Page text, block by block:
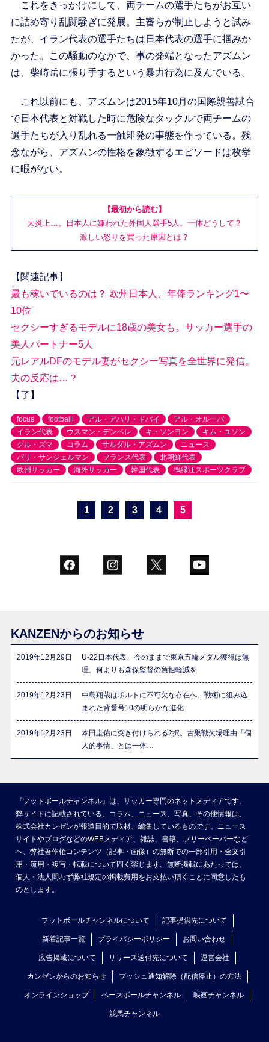
これをきっかけにして、両チームの選手たちがお互い
に詰め寄り乱闘騒ぎに発展。主審らが制止しようと試み
たが、イラン代表の選手たちは日本代表の選手に掴みか
かった。この騒動のなかで、事の発端となったアズムン
は、柴崎岳に張り手するという暴力行為に及んでいる。
これ以前にも、アズムンは2015年10月の国際親善試合
で日本代表と対戦した時に危険なタックルで両チームの
選手たちが入り乱れる一触即発の事態を作っている。残
念ながら、アズムンの性格を象徴するエピソードは枚挙
に暇がない。
【最初から読む】
大炎上…。日本人に嫌われた外国人選手5人。一体どうして？
激しい怒りを買った原因とは？
【関連記事】
最も稼いでいるのは？ 欧州日本人、年俸ランキング1〜
10位
セクシーすぎるモデルに18歳の美女も。サッカー選手の
美人パートナー5人
元レアルDFのモデル妻がセクシー写真を全世界に発信。
夫の反応は…？
【了】
focus footballl アル・アハリ・ドバイ
アル・オルーバ
イラン代表
ウスマン・デンベレ キ・ソンヨン
キム・ユソン
クル・ズマ
コラム サルダル・アズムン
ニュース
パリ・サンジェルマン
フランス代表
北朝鮮代表
欧州サッカー
海外サッカー 韓国代表 鴨緑江スポーツクラブ
1 2 3 4 5
KANZENからのお知らせ
2019年12月29日
U-22日本代表、今のままで東京五輪メダル獲得は無
理。何よりも森保監督の負担軽減を
2019年12月23日
中島翔哉はポルトに不可欠な存在へ。戦術に組み込
まれた背番号10の明らかな進化
2019年12月23日
本田圭佑に突き付けられる2択。古巣戦欠場理由「個
人的事情」とは一体…
『フットボールチャンネル』は、サッカー専門のネットメディアです。
弊サイトに記載されている、コラム、ニュース、写真、その他情報は、
株式会社カンゼンが報道目的で取材、編集しているものです。ニュース
サイトやブログなどのWEBメディア、雑誌、書籍、フリーペーパーなど
へ、弊社著作権コンテンツ（記事・画像）の無断での一部引用・全文引
用・流用・複写・転載について固く禁じます。無断掲載にあたっては、
個人・法人問わず弊社規定の掲載費用をお支払い頂くことに同意したも
のとします。
フットボールチャンネルについて 記事提供先について
新着記事一覧 プライバシーポリシー お問い合わせ
広告掲載について リリース送付先について 運営会社
カンゼンからのお知らせ プッシュ通知解除（配信停止）の方法
オンラインショップ ベースボールチャンネル 映画チャンネル
競馬チャンネル